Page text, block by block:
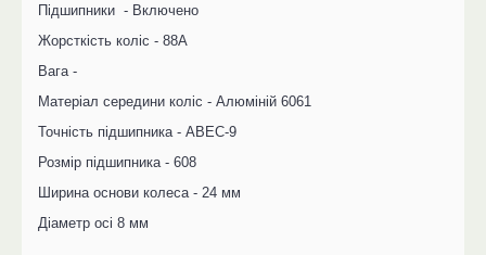
Підшипники - Включено
Жорсткість коліс - 88А
Вага -
Матеріал середини коліс - Алюміній 6061
Точність підшипника - ABEC-9
Розмір підшипника - 608
Ширина основи колеса - 24 мм
Діаметр осі 8 мм